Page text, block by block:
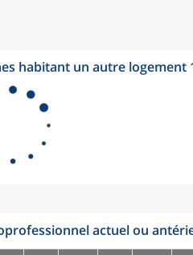
habitant un autre logement
actuel ou